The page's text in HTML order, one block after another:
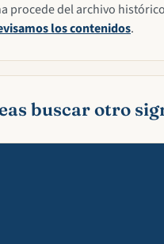
procede del archivo
los contenidos.
buscar otro